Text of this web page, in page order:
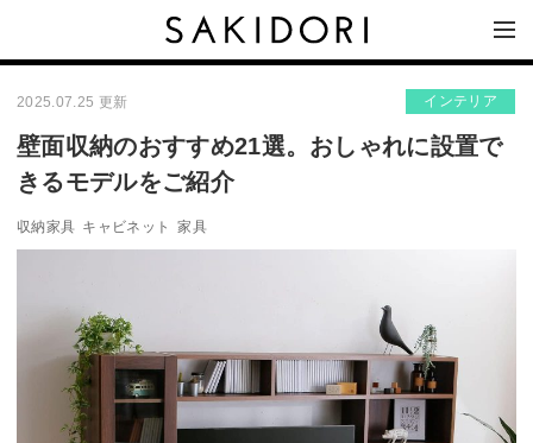
2025.07.25 更新 インテリア
壁面収納のおすすめ21選。おしゃれに設置で
きるモデルをご紹介
収納家具 キャビネット 家具